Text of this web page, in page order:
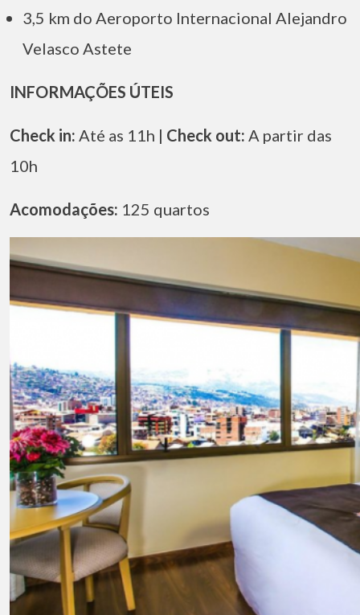
3,5 km do Aeroporto Internacional Alejandro
Velasco Astete
INFORMAÇÕES ÚTEIS
Check in: Até as 11h | Check out: A partir das
10h
Acomodações: 125 quartos